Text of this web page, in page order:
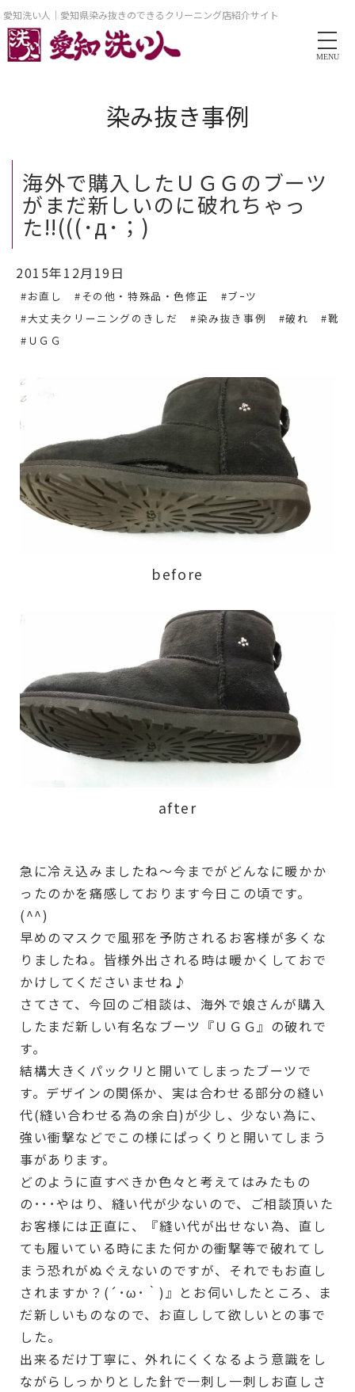
愛知洗い人｜愛知県染み抜きのできるクリーニング店紹介サイト
MENU
染み抜き事例
海外で購入したＵＧＧのブーツ
がまだ新しいのに破れちゃっ
た!!(((･д･；)
2015年12月19日
#お直し #その他・特殊品・色修正
#ブｰツ
#大丈夫クリーニングのきしだ
#染み抜き事例 #破れ
#靴
#ＵＧＧ
before
after
急に冷え込みましたね～今までがどんなに暖かか
ったのかを痛感しております今日この頃です。
(^^)
早めのマスクで風邪を予防されるお客様が多くな
りましたね。皆様外出される時は暖かくしておで
かけしてくださいませね♪
さてさて、今回のご相談は、海外で娘さんが購入
したまだ新しい有名なブーツ『ＵＧＧ』の破れで
す。
結構大きくパックリと開いてしまったブーツで
す。デザインの関係か、実は合わせる部分の縫い
代(縫い合わせる為の余白)が少し、少ない為に、
強い衝撃などでこの様にぱっくりと開いてしまう
事があります。
どのように直すべきか色々と考えてはみたもの
の･･･やはり、縫い代が少ないので、ご相談頂いた
お客様には正直に、『縫い代が出せない為、直し
ても履いている時にまた何かの衝撃等で破れてし
まう恐れがぬぐえないのですが、それでもお直し
されますか？(´･ω･｀)』とお伺いしたところ、ま
だ新しいものなので、お直しして欲しいとの事で
した。
出来るだけ丁寧に、外れにくくなるよう意識をし
ながらしっかりとした針で一刺し一刺しお直しさ